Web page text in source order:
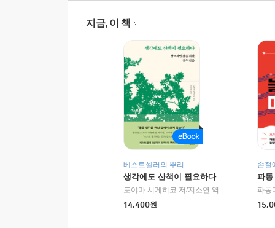
지금, 이 책
베스트셀러의 뿌리
생각에도 산책이 필요하다
도야마 시게히코 저/지소연 역
알에이치코리
14,400원
손절
파동
파동